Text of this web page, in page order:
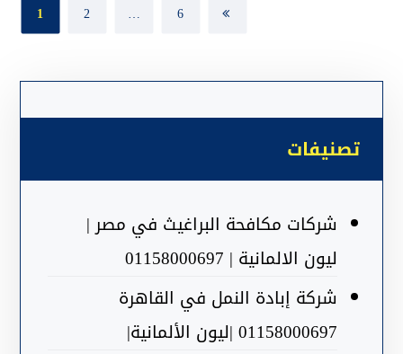
1 2 … 6
تصنيفات
شركات مكافحة البراغيث في مصر |
ليون الالمانية | 01158000697
شركة إبادة النمل في القاهرة
01158000697 |ليون الألمانية|